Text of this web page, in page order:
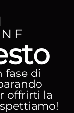
fase di
offrirti la